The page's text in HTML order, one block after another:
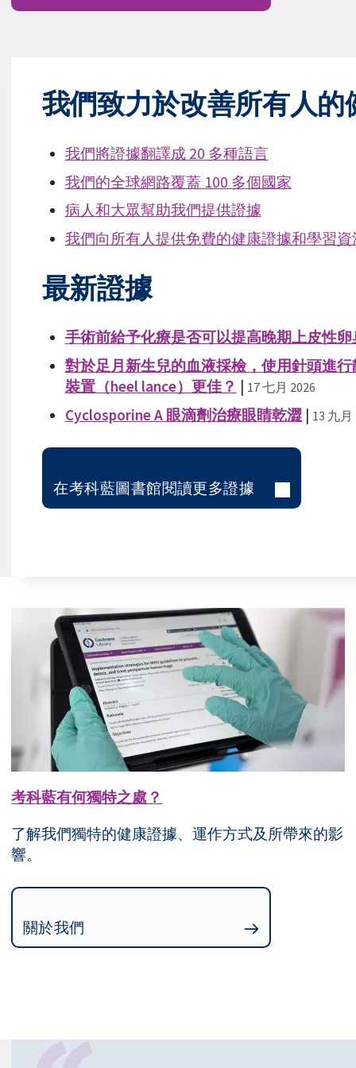
我們致力於改善所有人的
我們將證據翻譯成 20 多種語言
我們的全球網路覆蓋 100 多個國家
病人和大眾幫助我們提供證據
我們向所有人提供免費的健康證據和學習資
最新證據
手術前給予化療是否可以提高晚期上皮性
對於足月新生兒的血液採檢，使用針頭進
裝置（heel lance）更佳？ | 17 七月 2026
Cyclosporine A 眼滴劑治療眼睛乾澀| 13 九月
在考科藍圖書館閱讀更多證據
考科藍有何獨特之處？
了解我們獨特的健康證據、運作方式及所帶來的影
響。
關於我們